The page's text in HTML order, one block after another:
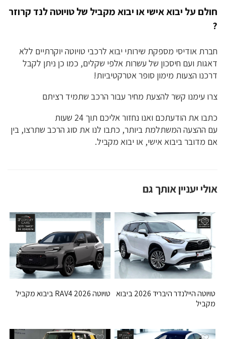
חולם על יבוא אישי או יבוא מקביל של טויוטה לנד קרוזר
?
חברת אודיסי מספקת שירותי יבוא לרכבי טויוטה יוקרתיים ללא
דאגות ועם חיסכון של עשרות אלפי שקלים, כמו כן ניתן לקבל
דרכנו הצעות מימון סופר אטרקטיביות!
צרו עימנו קשר להצעת מחיר עבור הרכב שתמיד רציתם
כתבו את הודעתכם ואנו נחזור אליכם תוך 24 שעות
עם ההצעה המשתלמת ביותר, כתבו לנו את סוג הרכב שתרצו, בין
אם מדובר ביבוא אישי, או יבוא מקביל.
אולי יעניין אותך גם
טויוטה היילנדר היבריד 2026 ביבוא
מקביל
טויוטה RAV4 2026 ביבוא מקביל